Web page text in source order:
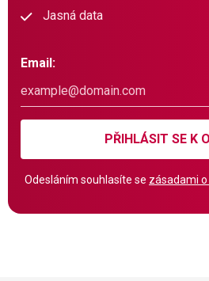
Jasná data
Email:
PŘIHLÁSIT SE K
Odesláním souhlasíte se zásadami o